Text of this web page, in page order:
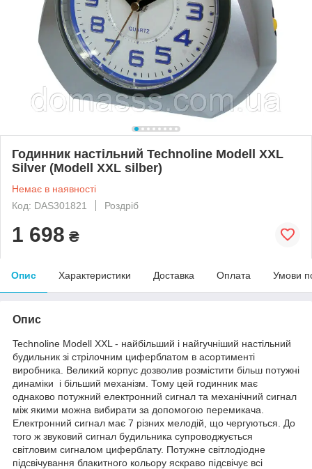
Годинник настільний Technoline Modell XXL
Silver (Modell XXL silber)
Немає в наявності
Код: DAS301821
Роздріб
1 698 ₴
Опис Характеристики Доставка Оплата Умови
Опис
Technoline Modell XXL - найбільший і найгучніший настільний
будильник зі стрілочним циферблатом в асортименті
виробника. Великий корпус дозволив розмістити більш потужні
динаміки і більший механізм. Тому цей годинник має
однаково потужний електронний сигнал та механічний сигнал
між якими можна вибирати за допомогою перемикача.
Електронний сигнал має 7 різних мелодій, що чергуються. До
того ж звуковий сигнал будильника супроводжується
світловим сигналом циферблату. Потужне світлодіодне
підсвічування блакитного кольору яскраво підсвічує всі